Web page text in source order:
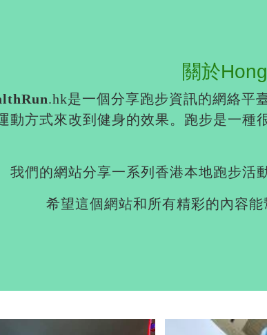
關於
.hk是一個分享跑步資訊的網絡平
動方式來改到健身的效果。跑步是一
我們的網站分享一系列香港本地跑步活
希望這個網站和所有精彩的內容